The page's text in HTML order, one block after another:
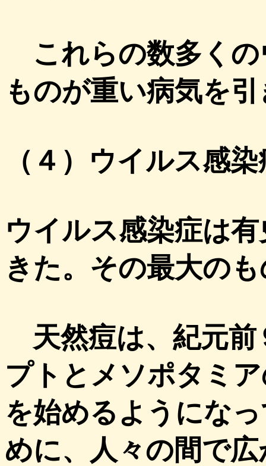
これらの数多くの
ものが重い病気を
（４）ウイルス感
ウイルス感染症は
きた。その最大の
天然痘は、紀元前
プトとメソポタミ
を始めるようにな
めに、人々の間で